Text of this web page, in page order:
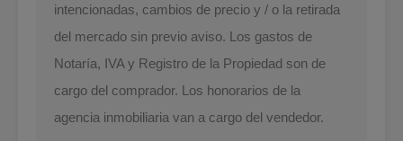
intencionadas, cambios de precio y / o la retirada
del mercado sin previo aviso. Los gastos de
Notaría, IVA y Registro de la Propiedad son de
cargo del comprador. Los honorarios de la
agencia inmobiliaria van a cargo del vendedor.